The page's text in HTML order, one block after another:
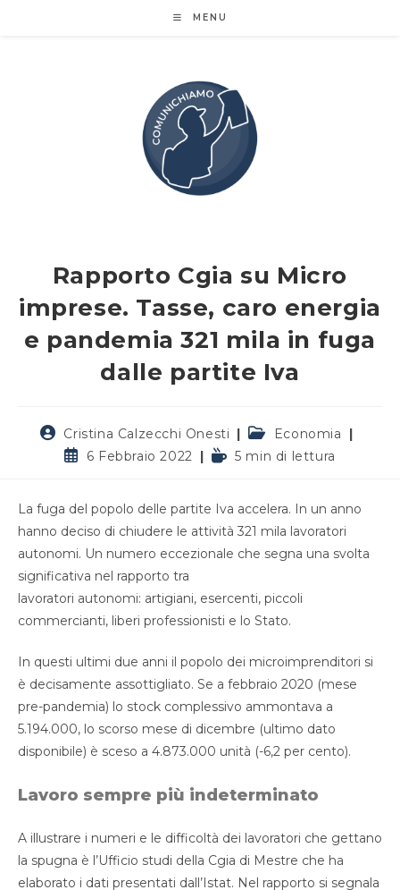
MENU
Rapporto Cgia su Micro
imprese. Tasse, caro energia
e pandemia 321 mila in fuga
dalle partite Iva
Autore
dell'articolo:
Cristina Calzecchi Onesti
Categoria
dell'articolo:
Economia
Articolo
6 Febbraio 2022
Tempo5 min di lettura
La fuga del popolo delle partite Iva accelera. In un anno
hanno deciso di chiudere le attività 321 mila lavoratori
autonomi. Un numero eccezionale che segna una svolta
significativa nel rapporto tra
lavoratori autonomi: artigiani, esercenti, piccoli
commercianti, liberi professionisti e lo Stato.
In questi ultimi due anni il popolo dei microimprenditori si
è decisamente assottigliato. Se a febbraio 2020 (mese
pre-pandemia) lo stock complessivo ammontava a
5.194.000, lo scorso mese di dicembre (ultimo dato
disponibile) è sceso a 4.873.000 unità (-6,2 per cento).
Lavoro sempre più indeterminato
A illustrare i numeri e le difficoltà dei lavoratori che gettano
la spugna è l’Ufficio studi della Cgia di Mestre che ha
elaborato i dati presentati dall’Istat. Nel rapporto si segnala